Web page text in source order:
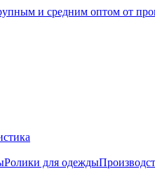
Ролики для одежды